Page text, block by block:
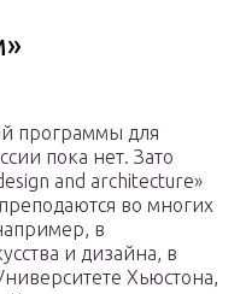
программы для
пока нет. Зато
and architecture»
во многих
в
и дизайна, в
Хьюстона,